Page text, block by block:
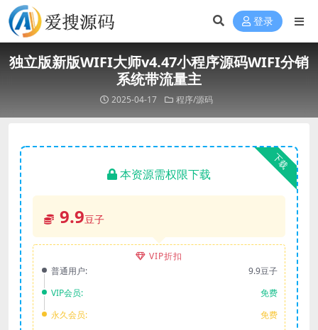
登录
独立版新版WIFI大师v4.47小程序源码WIFI分销
系统带流量主
2025-04-17 程序/源码
下载
本资源需权限下载
9.9豆子
VIP折扣
普通用户:
9.9豆子
VIP会员:
免费
永久会员:
免费